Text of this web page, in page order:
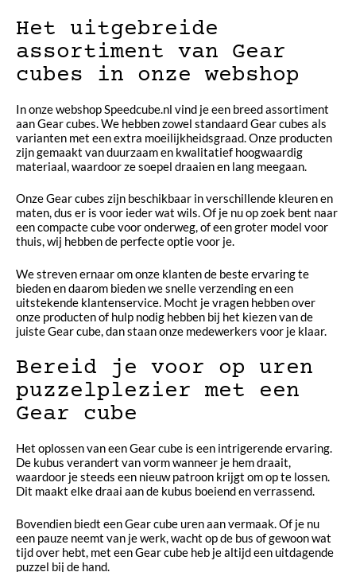
Het uitgebreide
assortiment van Gear
cubes in onze webshop
In onze webshop Speedcube.nl vind je een breed assortiment
aan Gear cubes. We hebben zowel standaard Gear cubes als
varianten met een extra moeilijkheidsgraad. Onze producten
zijn gemaakt van duurzaam en kwalitatief hoogwaardig
materiaal, waardoor ze soepel draaien en lang meegaan.
Onze Gear cubes zijn beschikbaar in verschillende kleuren en
maten, dus er is voor ieder wat wils. Of je nu op zoek bent naar
een compacte cube voor onderweg, of een groter model voor
thuis, wij hebben de perfecte optie voor je.
We streven ernaar om onze klanten de beste ervaring te
bieden en daarom bieden we snelle verzending en een
uitstekende klantenservice. Mocht je vragen hebben over
onze producten of hulp nodig hebben bij het kiezen van de
juiste Gear cube, dan staan onze medewerkers voor je klaar.
Bereid je voor op uren
puzzelplezier met een
Gear cube
Het oplossen van een Gear cube is een intrigerende ervaring.
De kubus verandert van vorm wanneer je hem draait,
waardoor je steeds een nieuw patroon krijgt om op te lossen.
Dit maakt elke draai aan de kubus boeiend en verrassend.
Bovendien biedt een Gear cube uren aan vermaak. Of je nu
een pauze neemt van je werk, wacht op de bus of gewoon wat
tijd over hebt, met een Gear cube heb je altijd een uitdagende
puzzel bij de hand.